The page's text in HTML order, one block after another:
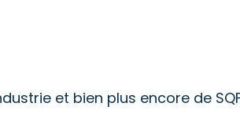
et bien plus encore de